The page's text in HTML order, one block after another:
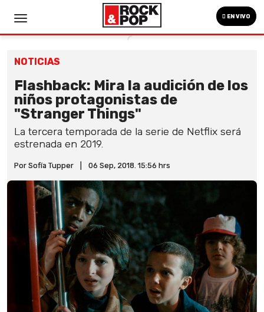
EN VIVO
NOTICIAS
Flashback: Mira la audición de los
niños protagonistas de
"Stranger Things"
La tercera temporada de la serie de Netflix será
estrenada en 2019.
Por Sofía Tupper 06 Sep, 2018. 15:56 hrs